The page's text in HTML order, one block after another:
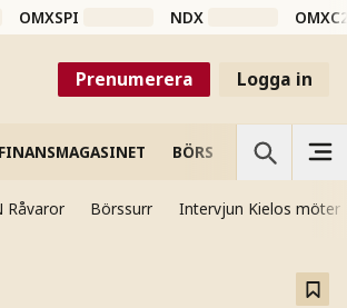
OMXSPI NDX
Prenumerera Logga in
FINANSMAGASINET BÖRS VETENSKAP
Råvaror Börssurr Intervjun Kielos möter